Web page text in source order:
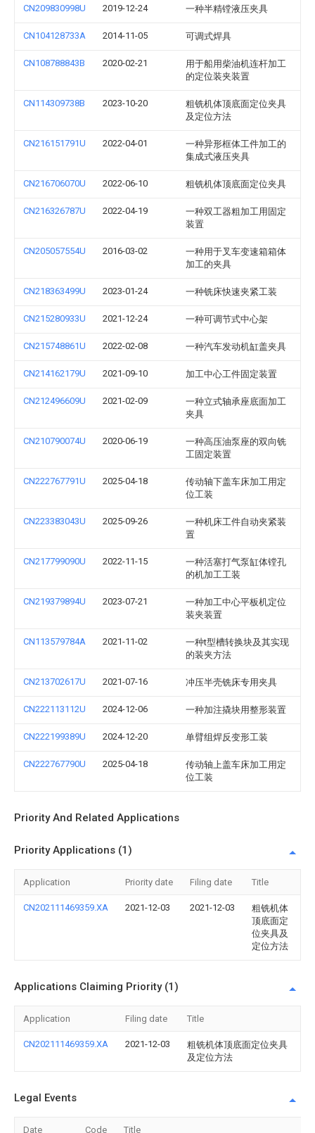
CN209830998U 2019-12-24 一种半精镗液压夹具
CN104128733A 2014-11-05 可调式焊具
CN108788843B 2020-02-21
用于船用柴油机连杆加工
的定位装夹装置
CN114309738B 2023-10-20
粗铣机体顶底面定位夹具
及定位方法
CN216151791U 2022-04-01
一种异形框体工件加工的
集成式液压夹具
CN216706070U 2022-06-10 粗铣机体顶底面定位夹具
CN216326787U 2022-04-19
一种双工器粗加工用固定
装置
CN205057554U 2016-03-02
一种用于叉车变速箱箱体
加工的夹具
CN218363499U 2023-01-24 一种铣床快速夹紧工装
CN215280933U 2021-12-24 一种可调节式中心架
CN215748861U 2022-02-08 一种汽车发动机缸盖夹具
CN214162179U 2021-09-10 加工中心工件固定装置
CN212496609U 2021-02-09
一种立式轴承座底面加工
夹具
CN210790074U 2020-06-19
一种高压油泵座的双向铣
工固定装置
CN222767791U 2025-04-18
传动轴下盖车床加工用定
位工装
CN223383043U 2025-09-26
一种机床工件自动夹紧装
置
CN217799090U 2022-11-15
一种活塞打气泵缸体镗孔
的机加工工装
CN219379894U 2023-07-21
一种加工中心平板机定位
装夹装置
CN113579784A 2021-11-02
一种t型槽转换块及其实现
的装夹方法
CN213702617U 2021-07-16 冲压半壳铣床专用夹具
CN222113112U 2024-12-06 一种加注撬块用整形装置
CN222199389U 2024-12-20 单臂组焊反变形工装
CN222767790U 2025-04-18
传动轴上盖车床加工用定
位工装
Priority And Related Applications
Priority Applications (1)
Application Priority date Filing date Title
CN202111469359.XA 2021-12-03 2021-12-03
粗铣机体
顶底面定
位夹具及
定位方法
Applications Claiming Priority (1)
Application Filing date Title
CN202111469359.XA 2021-12-03
粗铣机体顶底面定位夹具
及定位方法
Legal Events
Date Code Title